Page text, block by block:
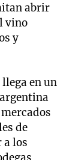
abrir
vino
y
en un
de
a los